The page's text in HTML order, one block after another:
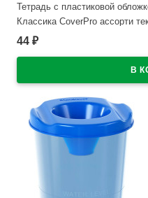
Тетрадь с пластиковой
Классика CoverPrо ассорти
В наличии
44 ₽